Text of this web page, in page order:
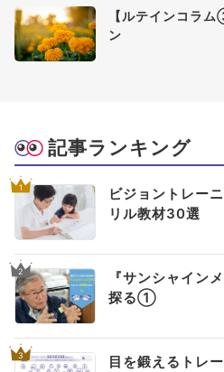
【ルテインコラ
ン
記事ランキング
1
ビジョントレー
リル教材30選
2
『サンシャイン
探る①
3
目を鍛えるトレ